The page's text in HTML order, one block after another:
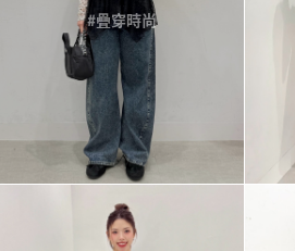
#疊穿時尚